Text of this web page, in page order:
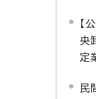
【
央
定
民